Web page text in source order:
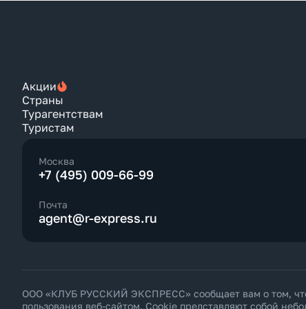
Акции
Страны
Турагентствам
Туристам
Москва
+7 (495) 009-66-99
Почта
agent@r-express.ru
ООО «КЛУБ РУССКИЙ ЭКСПРЕСС» сообщает вам о том, что
пользования веб-сайтом. Cookie представляют собой